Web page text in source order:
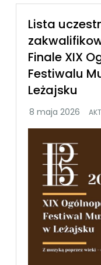
Lista
Finale XIX
Festiwalu
Leżajsku